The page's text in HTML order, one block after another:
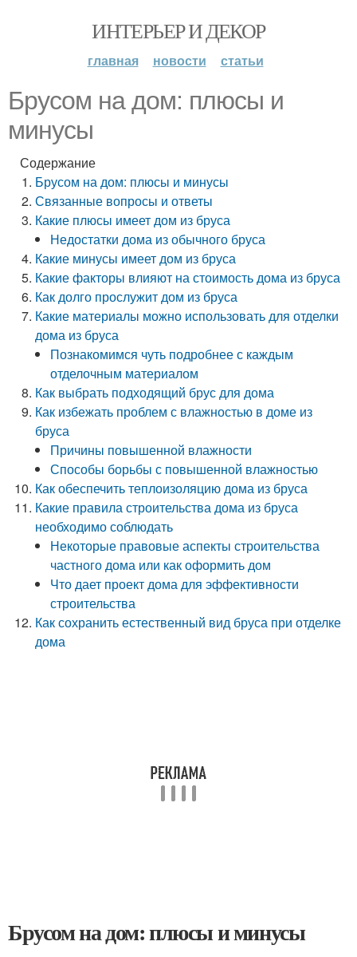
ИНТЕРЬЕР И ДЕКОР
главная новости статьи
Брусом на дом: плюсы и
минусы
Содержание
Брусом на дом: плюсы и минусы
Связанные вопросы и ответы
Какие плюсы имеет дом из бруса
Недостатки дома из обычного бруса
Какие минусы имеет дом из бруса
Какие факторы влияют на стоимость дома из бруса
Как долго прослужит дом из бруса
Какие материалы можно использовать для отделки
дома из бруса
Познакомимся чуть подробнее с каждым
отделочным материалом
Как выбрать подходящий брус для дома
Как избежать проблем с влажностью в доме из
бруса
Причины повышенной влажности
Способы борьбы с повышенной влажностью
Как обеспечить теплоизоляцию дома из бруса
Какие правила строительства дома из бруса
необходимо соблюдать
Некоторые правовые аспекты строительства
частного дома или как оформить дом
Что дает проект дома для эффективности
строительства
Как сохранить естественный вид бруса при отделке
дома
Брусом на дом: плюсы и минусы